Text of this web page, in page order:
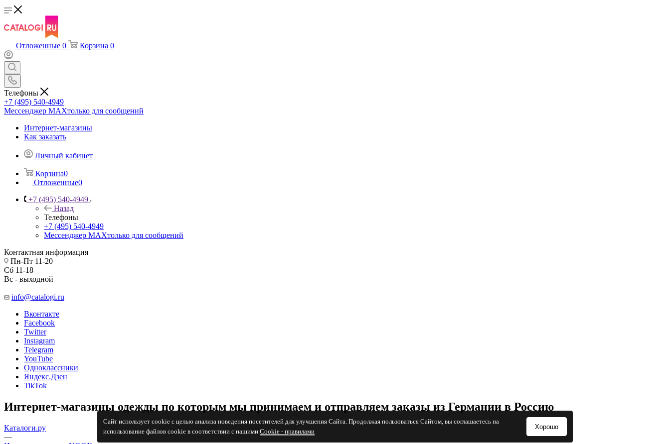
Сайт использует cookie с целью анализа поведения посетителей для улучшения Сайта. Продолжая пользоваться Сайтом, вы соглашаетесь на
использование файлов cookie в соответствии с нашими Cookiе - правилами
Хорошо
Отложенные 0 Корзина 0
Телефоны
+7 (495) 540-4949
Мессенджер МАХтолько для сообщений
Интернет-магазины
Как заказать
Личный кабинет
Корзина0
Отложенные0
+7 (495) 540-4949
Назад
Телефоны
+7 (495) 540-4949
Мессенджер МАХтолько для сообщений
Контактная информация
Пн-Пт 11-20
Сб 11-18
Вс - выходной
info@catalogi.ru
Вконтакте
Facebook
Twitter
Instagram
Telegram
YouTube
Одноклассники
Яндекс.Дзен
TikTok
Интернет-магазины одежды по которым мы принимаем и отправляем заказы из Германии в Россию
Каталоги.ру
—